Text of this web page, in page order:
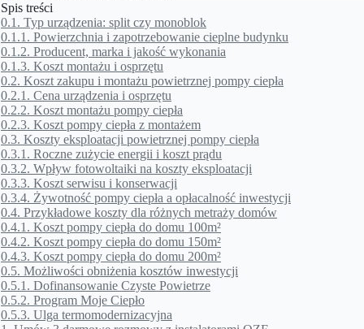
Spis treści
0.1. Typ urządzenia: split czy monoblok
0.1.1. Powierzchnia i zapotrzebowanie cieplne budynku
0.1.2. Producent, marka i jakość wykonania
0.1.3. Koszt montażu i osprzętu
0.2. Koszt zakupu i montażu powietrznej pompy ciepła
0.2.1. Cena urządzenia i osprzętu
0.2.2. Koszt montażu pompy ciepła
0.2.3. Koszt pompy ciepła z montażem
0.3. Koszty eksploatacji powietrznej pompy ciepła
0.3.1. Roczne zużycie energii i koszt prądu
0.3.2. Wpływ fotowoltaiki na koszty eksploatacji
0.3.3. Koszt serwisu i konserwacji
0.3.4. Żywotność pompy ciepła a opłacalność inwestycji
0.4. Przykładowe koszty dla różnych metraży domów
0.4.1. Koszt pompy ciepła do domu 100m²
0.4.2. Koszt pompy ciepła do domu 150m²
0.4.3. Koszt pompy ciepła do domu 200m²
0.5. Możliwości obniżenia kosztów inwestycji
0.5.1. Dofinansowanie Czyste Powietrze
0.5.2. Program Moje Ciepło
0.5.3. Ulga termomodernizacyjna